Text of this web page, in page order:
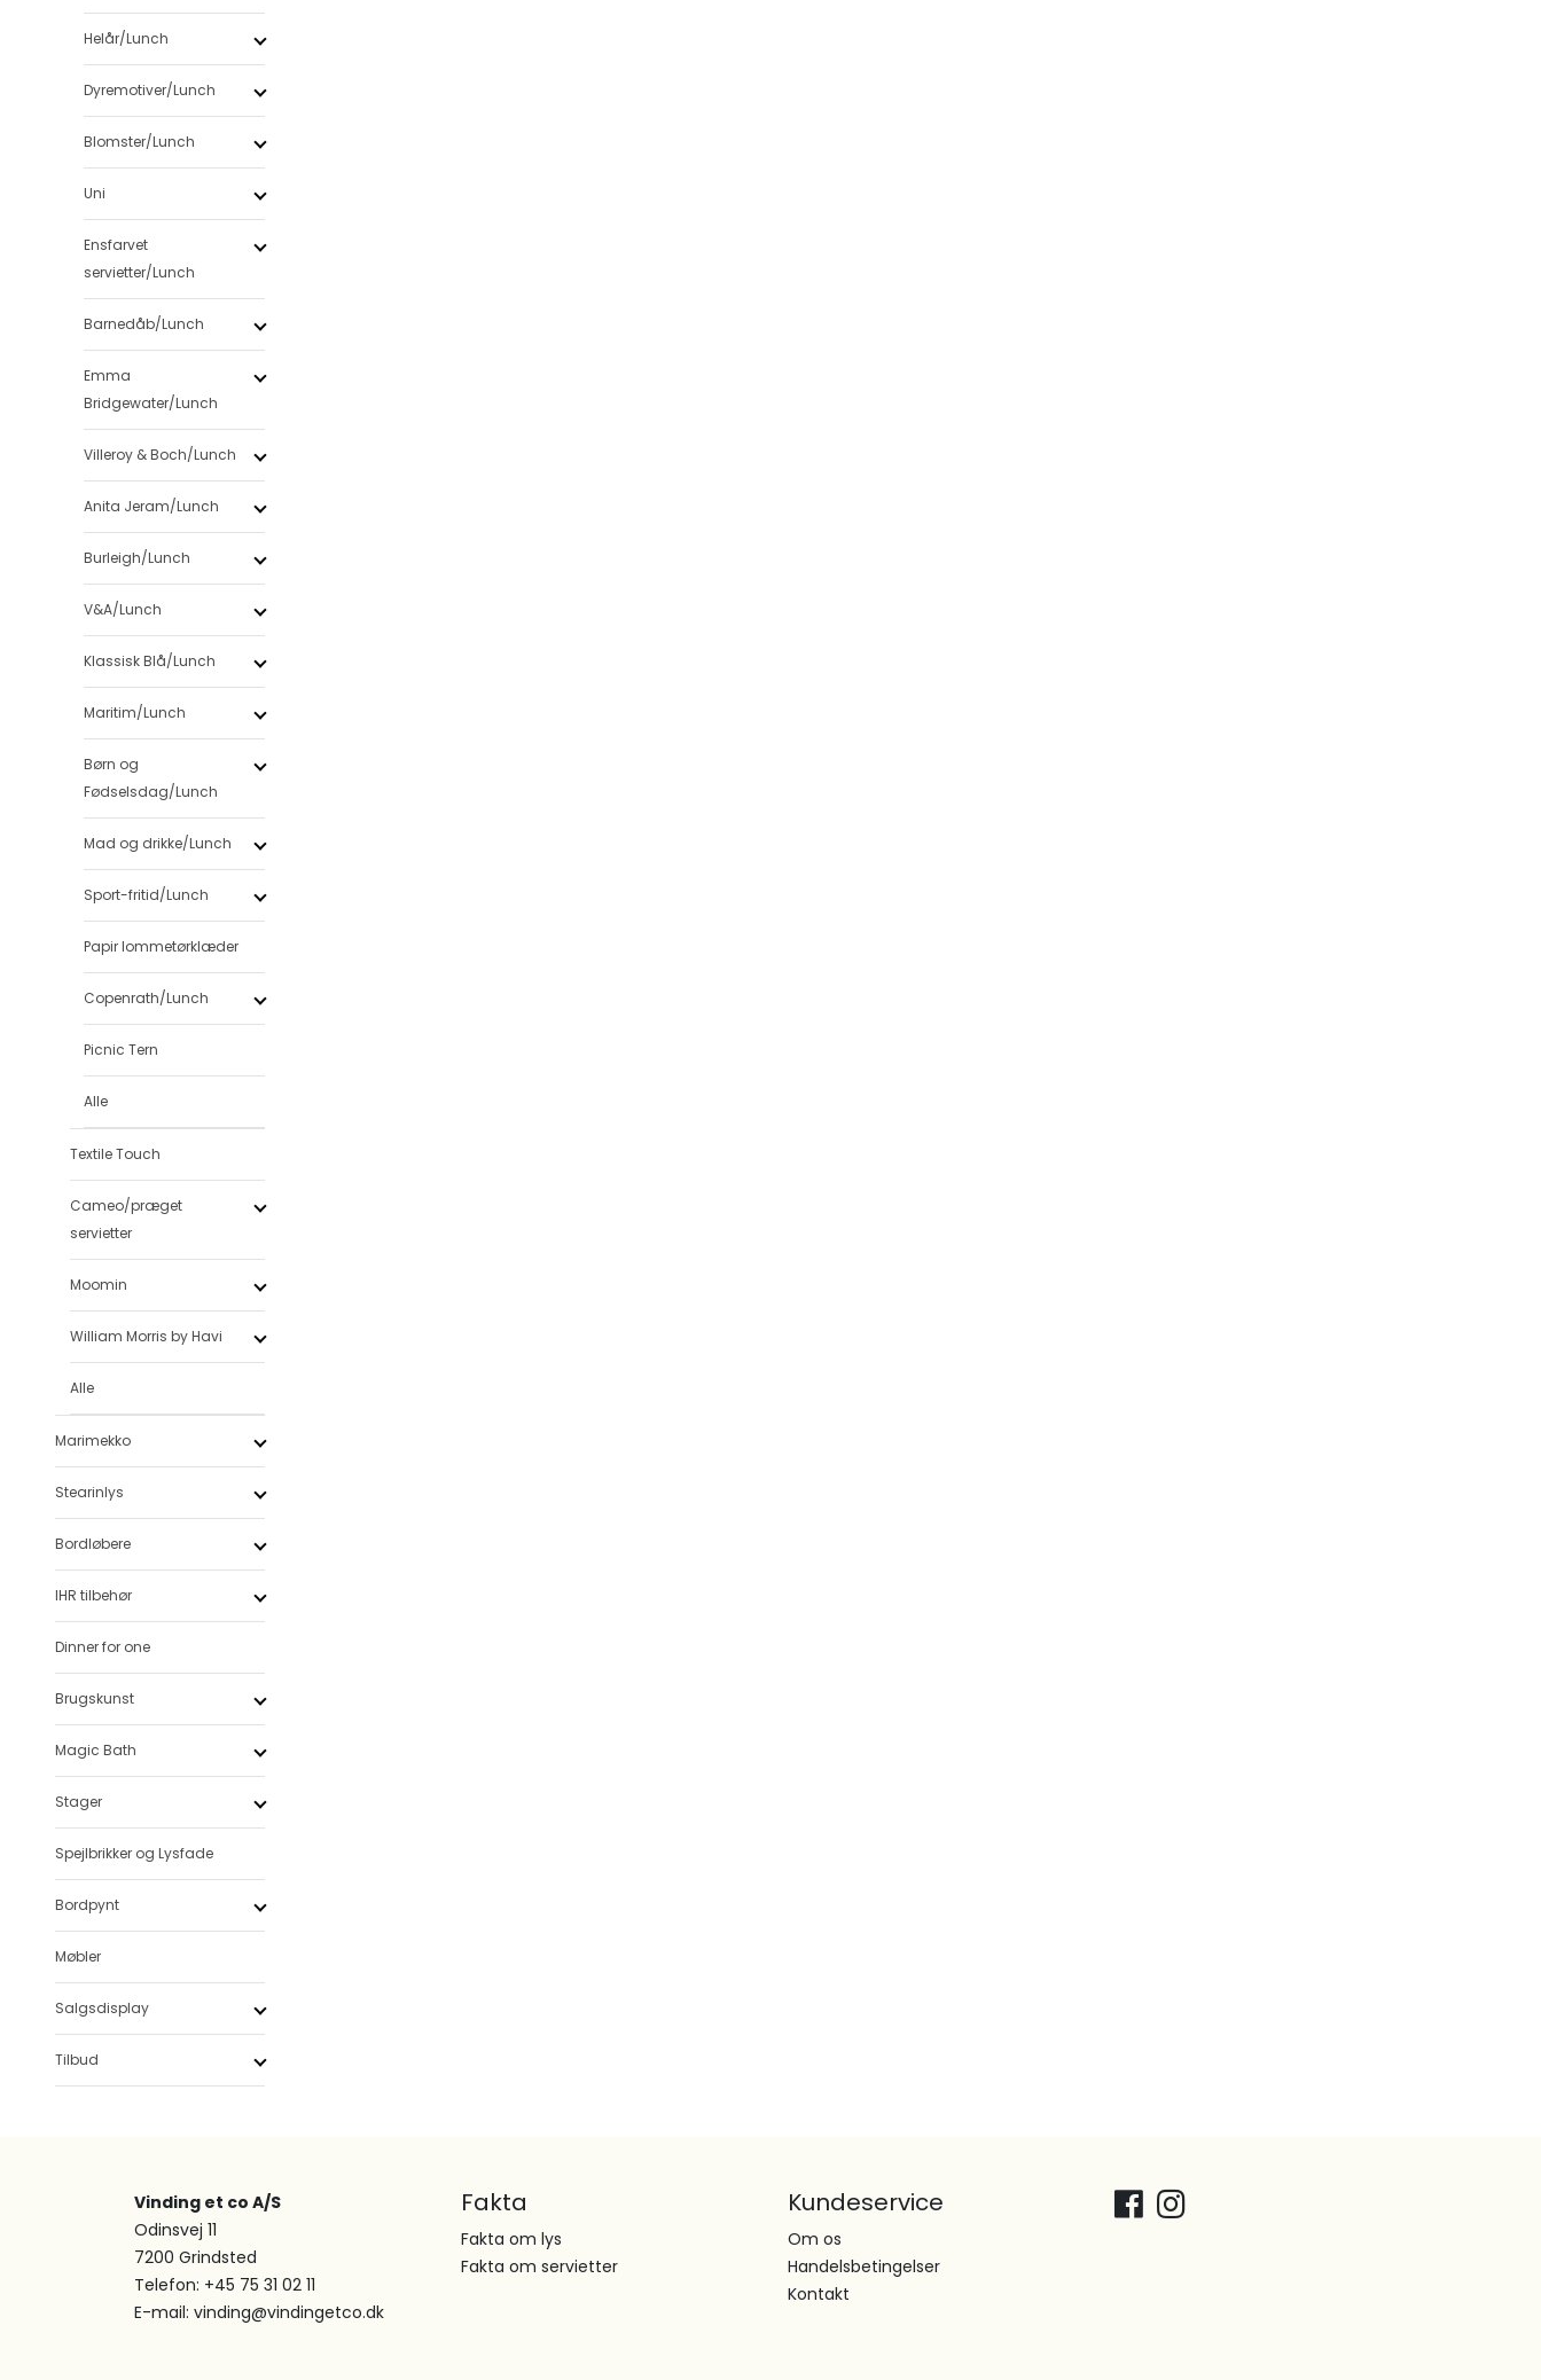
Helår/Lunch
Dyremotiver/Lunch
Blomster/Lunch
Uni
Ensfarvet
servietter/Lunch
Barnedåb/Lunch
Emma
Bridgewater/Lunch
Villeroy & Boch/Lunch
Anita Jeram/Lunch
Burleigh/Lunch
V&A/Lunch
Klassisk Blå/Lunch
Maritim/Lunch
Børn og
Fødselsdag/Lunch
Mad og drikke/Lunch
Sport-fritid/Lunch
Papir lommetørklæder
Copenrath/Lunch
Picnic Tern
Alle
Textile Touch
Cameo/præget
servietter
Moomin
William Morris by Havi
Alle
Marimekko
Stearinlys
Bordløbere
IHR tilbehør
Dinner for one
Brugskunst
Magic Bath
Stager
Spejlbrikker og Lysfade
Bordpynt
Møbler
Salgsdisplay
Tilbud
Vinding et co A/S
Odinsvej 11
7200 Grindsted
Telefon: +45 75 31 02 11
E-mail: vinding@vindingetco.dk
Fakta
Fakta om lys
Fakta om servietter
Kundeservice
Om os
Handelsbetingelser
Kontakt